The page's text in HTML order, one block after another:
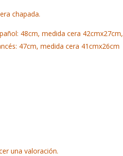
chapada.
48cm, medida cera 42cmx27cm,
47cm, medida cera 41cmx26cm
una valoración.